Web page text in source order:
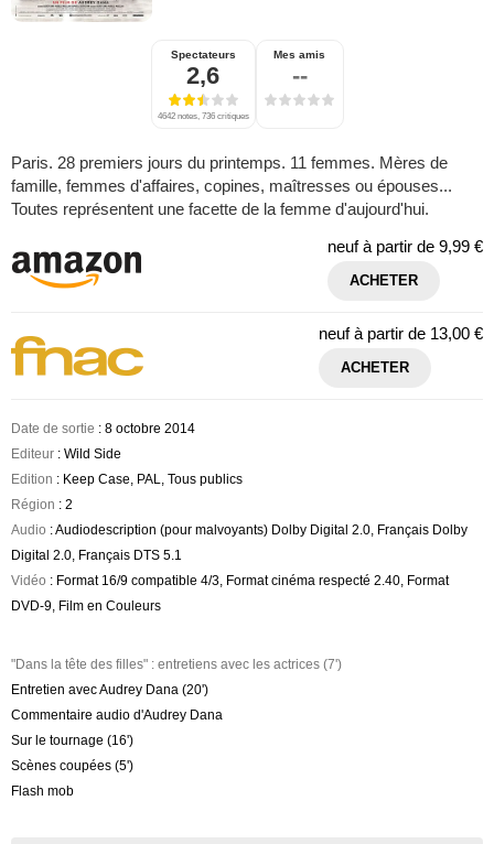
Spectateurs
2,6
4642 notes, 736 critiques
Mes amis
--
Paris. 28 premiers jours du printemps. 11 femmes. Mères de
famille, femmes d'affaires, copines, maîtresses ou épouses...
Toutes représentent une facette de la femme d'aujourd'hui.
neuf à partir de 9,99 €
ACHETER
neuf à partir de 13,00 €
ACHETER
Date de sortie : 8 octobre 2014
Editeur : Wild Side
Edition : Keep Case, PAL, Tous publics
Région : 2
Audio : Audiodescription (pour malvoyants) Dolby Digital 2.0, Français Dolby
Digital 2.0, Français DTS 5.1
Vidéo : Format 16/9 compatible 4/3, Format cinéma respecté 2.40, Format
DVD-9, Film en Couleurs
"Dans la tête des filles" : entretiens avec les actrices (7')
Entretien avec Audrey Dana (20')
Commentaire audio d'Audrey Dana
Sur le tournage (16')
Scènes coupées (5')
Flash mob